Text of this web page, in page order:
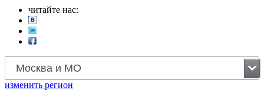
читайте нас:
Москва и МО
изменить регион